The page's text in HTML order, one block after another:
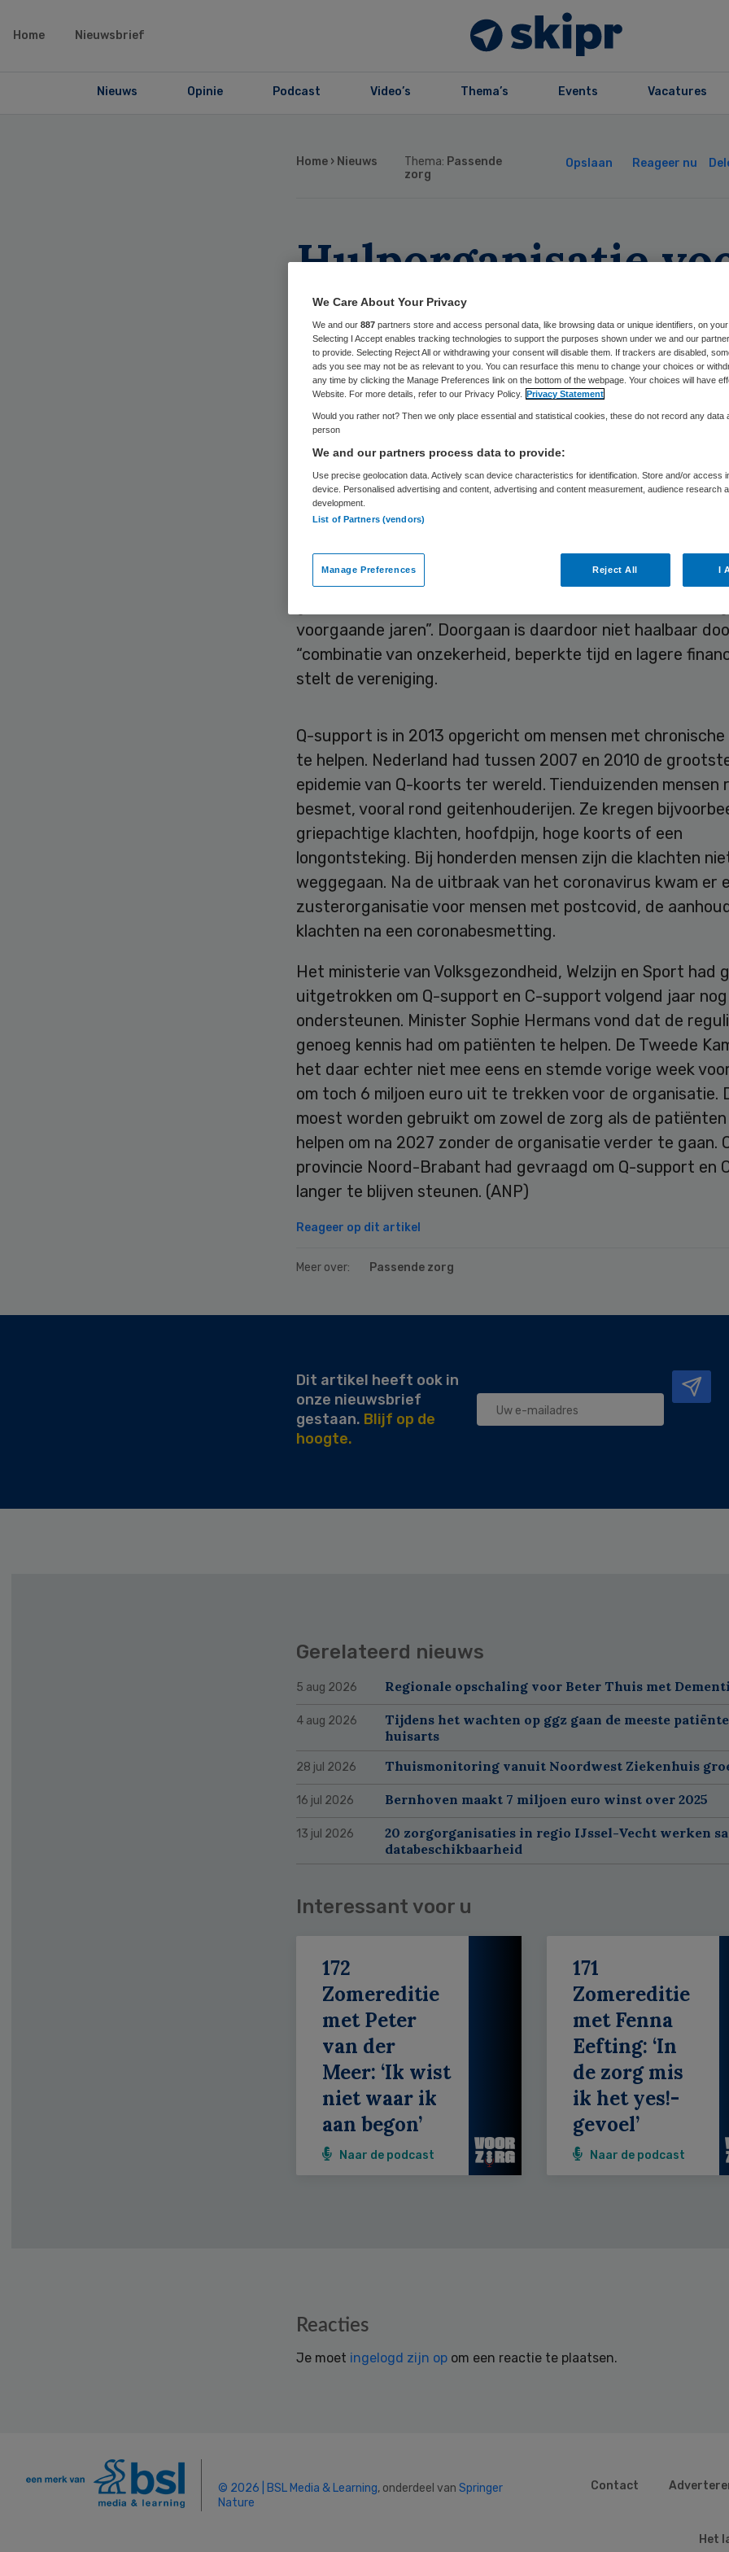
Home Nieuwsbrief
Nieuws Opinie Podcast Video’s Thema’s Events Vacatures
Home › Nieuws Thema: Passende
zorg
Opslaan Reageer nu
Hulporganisatie
mensen met
chronische
stopt
Skipr Redactie 26 juni 2026,09:06 1182 keer gelezen
overgehouden aan een infectie, stopt er aan het einde
mee. De organisatie achter Q-support en C-support krijgt
voorgaande jaren”. Doorgaan is daardoor niet haalbaar
“combinatie van onzekerheid, beperkte tijd en lagere
stelt de vereniging.
Q-support is in 2013 opgericht om mensen met
te helpen. Nederland had tussen 2007 en 2010 de
epidemie van Q-koorts ter wereld. Tienduizenden mensen
besmet, vooral rond geitenhouderijen. Ze kregen
griepachtige klachten, hoofdpijn, hoge koorts of een
longontsteking. Bij honderden mensen zijn die klachten
weggegaan. Na de uitbraak van het coronavirus kwam er
zusterorganisatie voor mensen met postcovid, de
klachten na een coronabesmetting.
Het ministerie van Volksgezondheid, Welzijn en Sport had
uitgetrokken om Q-support en C-support volgend jaar
ondersteunen. Minister Sophie Hermans vond dat de
genoeg kennis had om patiënten te helpen. De Tweede
het daar echter niet mee eens en stemde vorige week
om toch 6 miljoen euro uit te trekken voor de organisatie.
moest worden gebruikt om zowel de zorg als de
helpen om na 2027 zonder de organisatie verder te gaan.
provincie Noord-Brabant had gevraagd om Q-support en
langer te blijven steunen. (ANP)
Reageer op dit artikel
Meer over: Passende zorg
Dit artikel heeft ook in
onze nieuwsbrief
gestaan. Blijf op de
hoogte.
Gerelateerd nieuws
5 aug 2026 Regionale opschaling voor Beter Thuis met
4 aug 2026
Tijdens het wachten op ggz gaan de meeste
huisarts
28 jul 2026 Thuismonitoring vanuit Noordwest Ziekenhuis
16 jul 2026 Bernhoven maakt 7 miljoen euro winst over 2025
13 jul 2026
20 zorgorganisaties in regio IJssel-Vecht werken
databeschikbaarheid
Interessant voor u
172
Zomereditie
met Peter
van der
Meer: ‘Ik wist
niet waar ik
aan begon’
Naar de podcast
171
Zomereditie
met Fenna
Eefting: ‘In
de zorg mis
ik het yes!-
gevoel’
Naar de podcast
Reacties
Je moet ingelogd zijn op om een reactie te plaatsen.
© 2026 | BSL Media & Learning, onderdeel van Springer
Nature
Contact
Het
We Care About Your Privacy
We and our 887 partners store and access personal data, like browsing data or unique identifiers, on your
Selecting I Accept enables tracking technologies to support the purposes shown under we and our
to provide. Selecting Reject All or withdrawing your consent will disable them. If trackers are disabled,
ads you see may not be as relevant to you. You can resurface this menu to change your choices or
any time by clicking the Manage Preferences link on the bottom of the webpage. Your choices will have
Website. For more details, refer to our Privacy Policy. Privacy Statement
Would you rather not? Then we only place essential and statistical cookies, these do not record any data
person
We and our partners process data to provide:
Use precise geolocation data. Actively scan device characteristics for identification. Store and/or access
device. Personalised advertising and content, advertising and content measurement, audience research
development.
List of Partners (vendors)
Manage Preferences Reject All I